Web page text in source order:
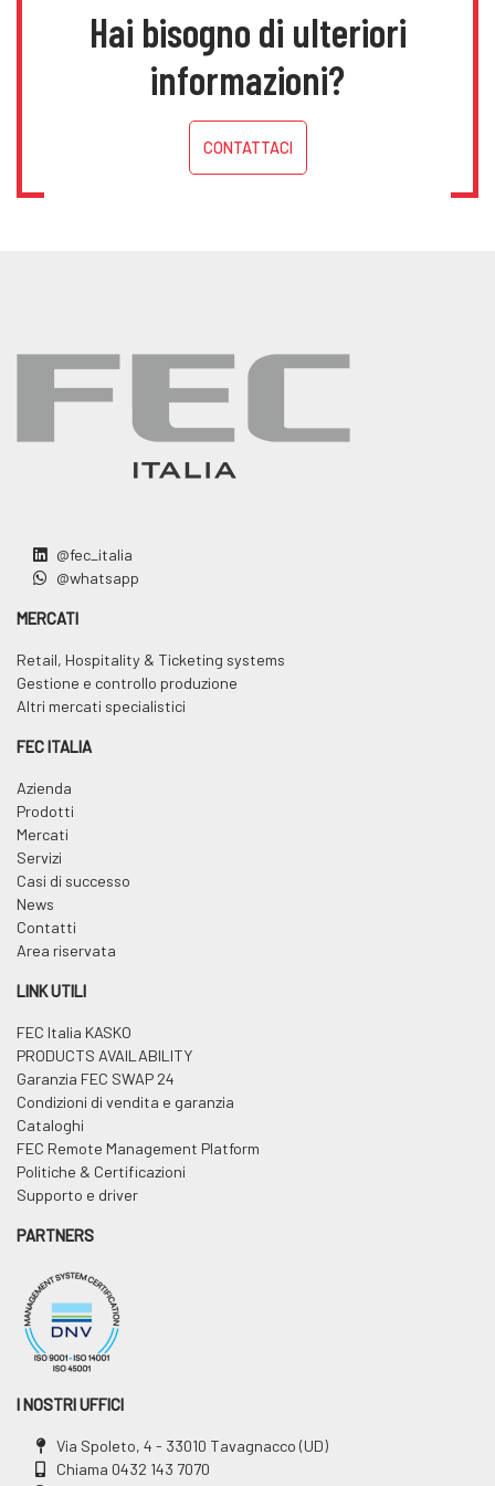
Hai bisogno di ulteriori
informazioni?
CONTATTACI
@fec_italia
@whatsapp
MERCATI
Retail, Hospitality & Ticketing systems
Gestione e controllo produzione
Altri mercati specialistici
FEC ITALIA
Azienda
Prodotti
Mercati
Servizi
Casi di successo
News
Contatti
Area riservata
LINK UTILI
FEC Italia KASKO
PRODUCTS AVAILABILITY
Garanzia FEC SWAP 24
Condizioni di vendita e garanzia
Cataloghi
FEC Remote Management Platform
Politiche & Certificazioni
Supporto e driver
PARTNERS
I NOSTRI UFFICI
Via Spoleto, 4 - 33010 Tavagnacco (UD)
Chiama 0432 143 7070